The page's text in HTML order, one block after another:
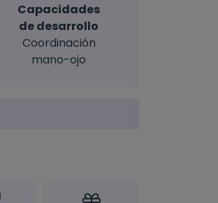
Capacidades
de desarrollo
Coordinación
mano-ojo